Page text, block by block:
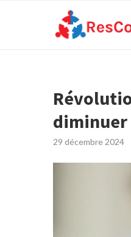
diminuer
29 décembre 2024